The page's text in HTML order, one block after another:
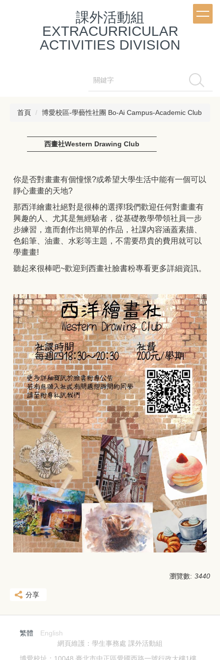
課外活動組
EXTRACURRICULAR
ACTIVITIES DIVISION
搜尋
首頁 博愛校區-學藝性社團 Bo-Ai Campus-Academic Club
西畫社Western Drawing Club
你是否對畫畫有個憧憬?或希望大學生活中能有一個可以
靜心畫畫的天地?
那西洋繪畫社絕對是很棒的選擇!我們歡迎任何對畫畫有
興趣的人、尤其是無經驗者，從基礎教學帶領社員一步
步練習，進而創作出簡單的作品，社課內容涵蓋素描、
色鉛筆、油畫、水彩等主題，不需要昂貴的費用就可以
學畫畫!
聽起來很棒吧~歡迎到西畫社臉書粉專看更多詳細資訊。
瀏覽數: 3440
分享
繁體
English
網頁維護：學生事務處 課外活動組
博愛校址：10048 臺北市中正區愛國西路一號行政大樓1樓